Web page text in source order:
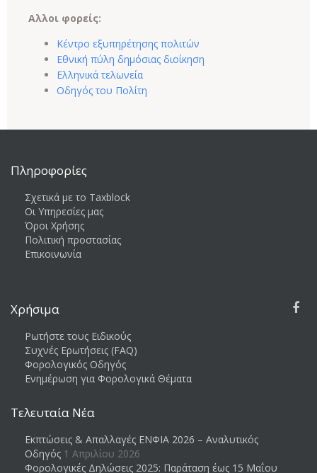
Αλλοι φορείς:
Κέντρο εξυπηρέτησης πολιτών
Εθνική πύλη δημόσιας διοίκηση
Ελληνικά τελωνεία
Οδηγός του Πολίτη
Πληροφορίες
Σχετικά με το Taxblock
Οι Υπηρεσίες μας
Όροι Χρήσης
Πολιτική προστασίας
Επικοινωνία
Χρήσιμα
Ρωτήστε τους Ειδικούς
Συχνές Ερωτήσεις (FAQ)
Φορολογικός Οδηγός
Ενημέρωση για Φορολογικά Θέματα
Τελευταία Νέα
Εκπτώσεις & Απαλλαγές ΕΝΦΙΑ 2026 – Αναλυτικός
Οδηγός 1 Απριλίου 2026
Φορολογικές Δηλώσεις 2025: Παράταση έως 15 Μαΐου